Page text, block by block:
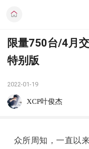
限量750台/4月
特别版
2022-01-19
XCP叶俊杰
众所周知，一直以